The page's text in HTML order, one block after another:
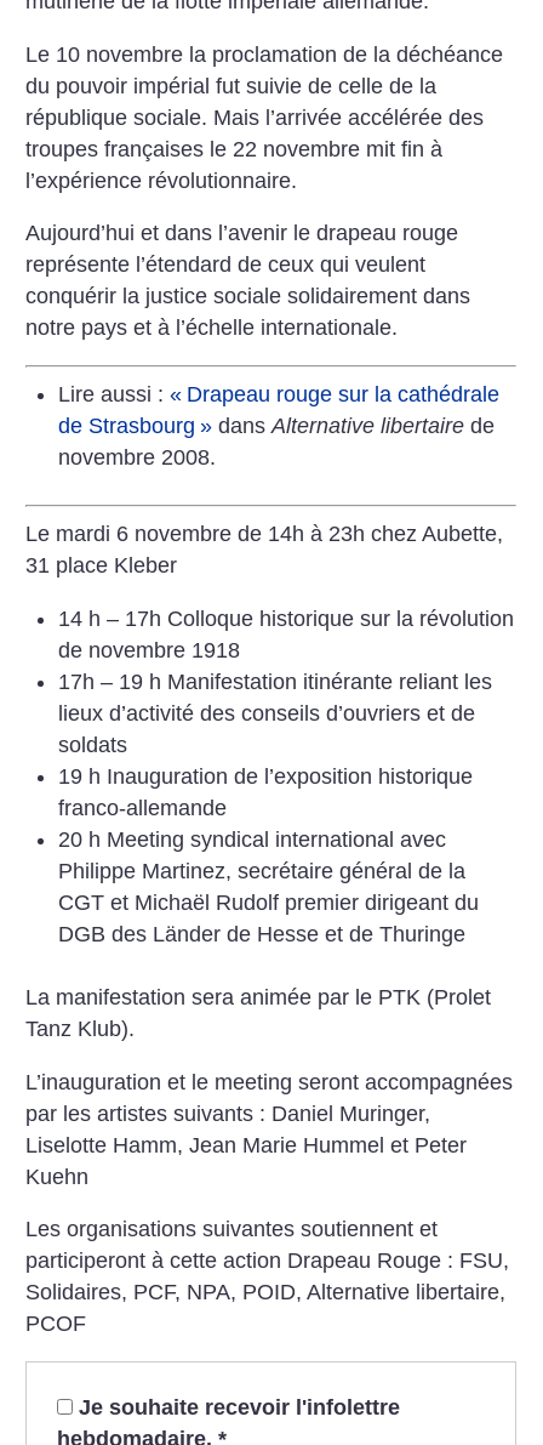
Le 10 novembre la proclamation de la déchéance
du pouvoir impérial fut suivie de celle de la
république sociale. Mais l’arrivée accélérée des
troupes françaises le 22 novembre mit fin à
l’expérience révolutionnaire.
Aujourd’hui et dans l’avenir le drapeau rouge
représente l’étendard de ceux qui veulent
conquérir la justice sociale solidairement dans
notre pays et à l’échelle internationale.
Lire aussi : « Drapeau rouge sur la cathédrale
de Strasbourg »dans Alternative libertairede
novembre 2008.
Le mardi 6 novembre de 14h à 23h chez Aubette,
31 place Kleber
14 h – 17h Colloque historique sur la révolution
de novembre 1918
17h – 19 h Manifestation itinérante reliant les
lieux d’activité des conseils d’ouvriers et de
soldats
19 h Inauguration de l’exposition historique
franco-allemande
20 h Meeting syndical international avec
Philippe Martinez, secrétaire général de la
CGT et Michaël Rudolf premier dirigeant du
DGB des Länder de Hesse et de Thuringe
La manifestation sera animée par le PTK (Prolet
Tanz Klub).
L’inauguration et le meeting seront accompagnées
par les artistes suivants : Daniel Muringer,
Liselotte Hamm, Jean Marie Hummel et Peter
Kuehn
Les organisations suivantes soutiennent et
participeront à cette action Drapeau Rouge : FSU,
Solidaires, PCF, NPA, POID, Alternative libertaire,
PCOF
Je souhaite recevoir l'infolettre
hebdomadaire. *